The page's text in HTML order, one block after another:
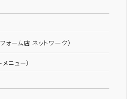
ォーム店 ネットワーク）
ニュー）